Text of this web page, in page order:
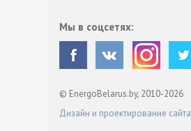
Мы в соцсетях:
© EnergoBelarus.by, 2010-2026
Дизайн и проектирование сайта